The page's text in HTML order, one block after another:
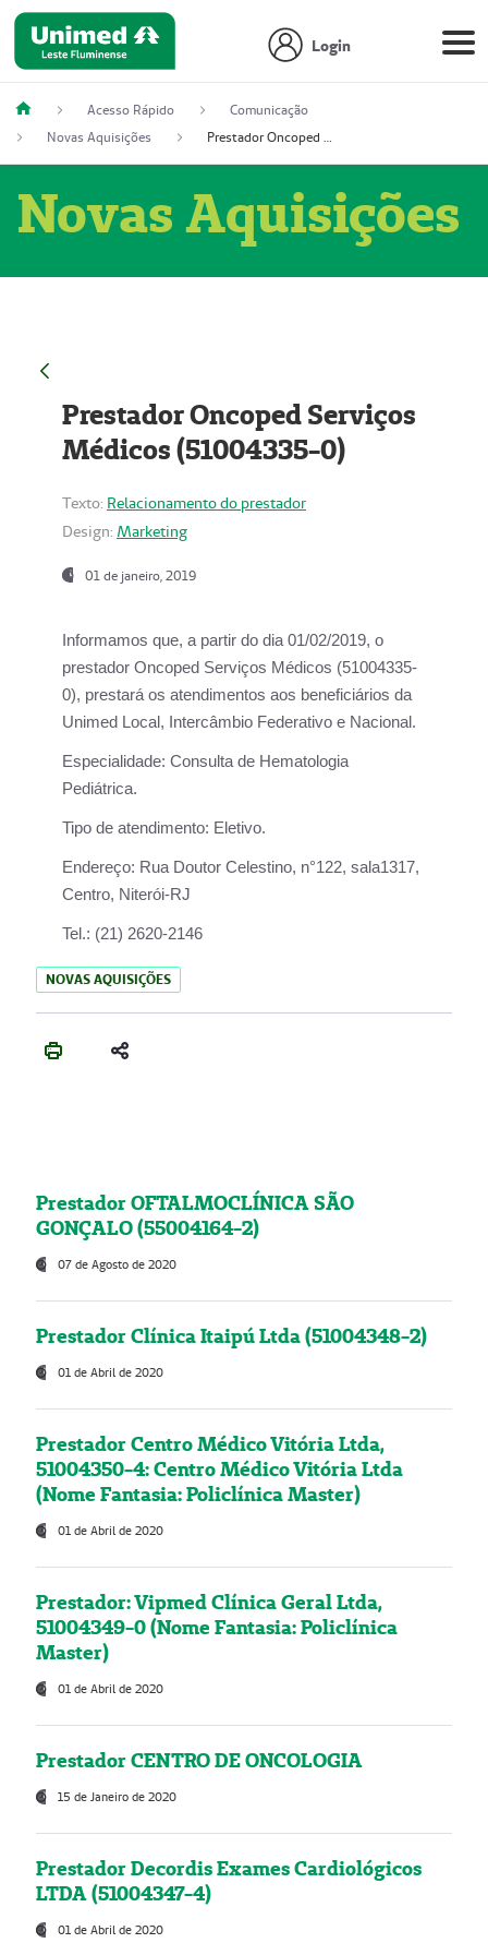
Login
Acesso Rápido
Comunicação
Novas Aquisições
Prestador Oncoped Serviços Médicos (51004335-0)
Novas Aquisições
Prestador Oncoped Serviços
Médicos (51004335-0)
Texto: Relacionamento do prestador
Design: Marketing
01 de janeiro, 2019
Informamos que, a partir do dia 01/02/2019, o
prestador Oncoped Serviços Médicos (51004335-
0), prestará os atendimentos aos beneficiários da
Unimed Local, Intercâmbio Federativo e Nacional.
Especialidade: Consulta de Hematologia
Pediátrica.
Tipo de atendimento: Eletivo.
Endereço: Rua Doutor Celestino, n°122, sala1317,
Centro, Niterói-RJ
Tel.: (21) 2620-2146
NOVAS AQUISIÇÕES
Prestador OFTALMOCLÍNICA SÃO
GONÇALO (55004164-2)
07 de Agosto de 2020
Prestador Clínica Itaipú Ltda (51004348-2)
01 de Abril de 2020
Prestador Centro Médico Vitória Ltda,
51004350-4: Centro Médico Vitória Ltda
(Nome Fantasia: Policlínica Master)
01 de Abril de 2020
Prestador: Vipmed Clínica Geral Ltda,
51004349-0 (Nome Fantasia: Policlínica
Master)
01 de Abril de 2020
Prestador CENTRO DE ONCOLOGIA
15 de Janeiro de 2020
Prestador Decordis Exames Cardiológicos
LTDA (51004347-4)
01 de Abril de 2020